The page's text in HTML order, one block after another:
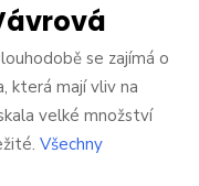
se zajímá o
která mají vliv na
velké množství
Všechny